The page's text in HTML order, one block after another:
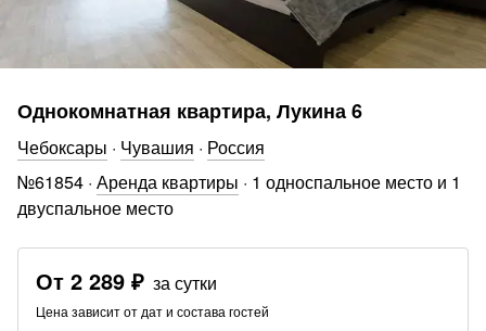
Однокомнатная квартира, Лукина 6
Чебоксары · Чувашия · Россия
№61854 · Аренда квартиры · 1 односпальное место и 1
двуспальное место
От 2 289 ₽ за сутки
Цена зависит от дат и состава гостей